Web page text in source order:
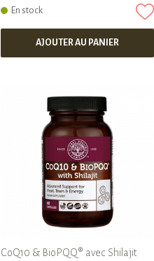
En stock
AJOUTER AU PANIER
CoQ10 & BioPQQ® avec Shilajit